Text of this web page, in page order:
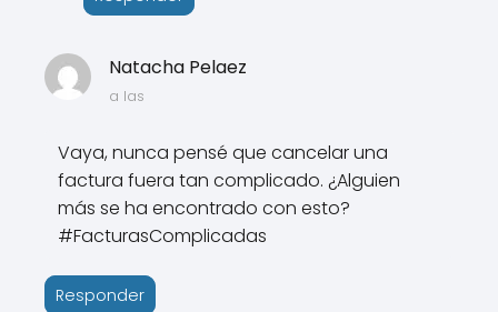
Natacha Pelaez
a las
Vaya, nunca pensé que cancelar una
factura fuera tan complicado. ¿Alguien
más se ha encontrado con esto?
#FacturasComplicadas
Responder